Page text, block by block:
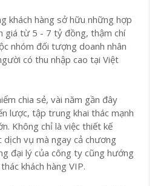
khách hàng sở hữu những hợp
giá từ 5 - 7 tỷ đồng, thậm chí
nhóm đối tượng doanh nhân
có thu nhập cao tại Việt
chia sẻ, vài năm gần đây
lược, tập trung khai thác mạnh
Không chỉ là việc thiết kế
dịch vụ mà ngay cả chương
đại lý của công ty cũng hướng
khách hàng VIP.